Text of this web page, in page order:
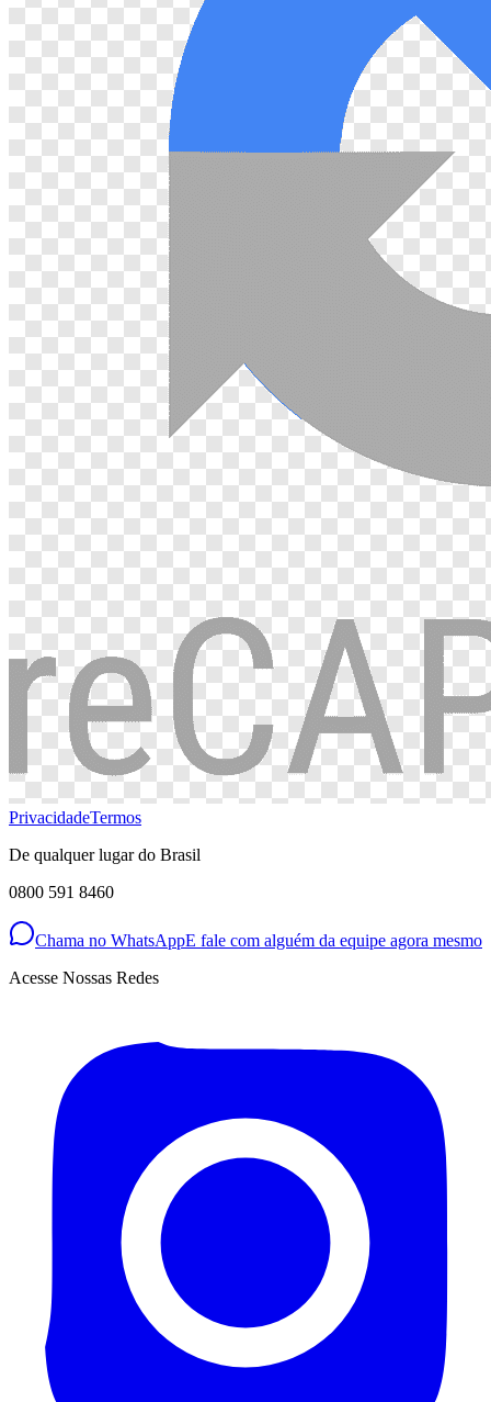
PrivacidadeTermos
De qualquer lugar do Brasil
0800 591 8460
Chama no WhatsAppE fale com alguém da equipe agora mesmo
Acesse Nossas Redes